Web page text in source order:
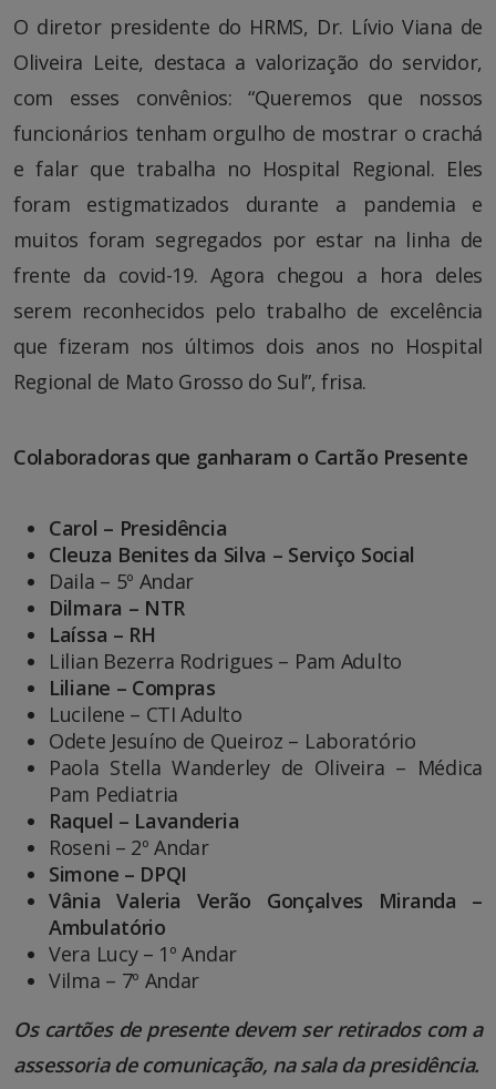
O diretor presidente do HRMS, Dr. Lívio Viana de
Oliveira Leite, destaca a valorização do servidor,
com esses convênios: “Queremos que nossos
funcionários tenham orgulho de mostrar o crachá
e falar que trabalha no Hospital Regional. Eles
foram estigmatizados durante a pandemia e
muitos foram segregados por estar na linha de
frente da covid-19. Agora chegou a hora deles
serem reconhecidos pelo trabalho de excelência
que fizeram nos últimos dois anos no Hospital
Regional de Mato Grosso do Sul”, frisa.
Colaboradoras que ganharam o Cartão Presente
Carol – Presidência
Cleuza Benites da Silva – Serviço Social
Daila – 5º Andar
Dilmara – NTR
Laíssa – RH
Lilian Bezerra Rodrigues – Pam Adulto
Liliane – Compras
Lucilene – CTI Adulto
Odete Jesuíno de Queiroz – Laboratório
Paola Stella Wanderley de Oliveira – Médica
Pam Pediatria
Raquel – Lavanderia
Roseni – 2º Andar
Simone – DPQI
Vânia Valeria Verão Gonçalves Miranda –
Ambulatório
Vera Lucy – 1º Andar
Vilma – 7º Andar
Os cartões de presente devem ser retirados com a
assessoria de comunicação, na sala da presidência.